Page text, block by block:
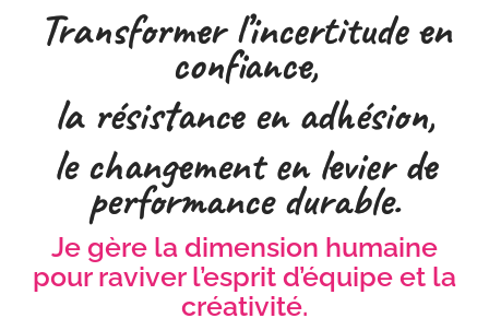
Transformer l’incertitude en
confiance,
la résistance en adhésion,
le changement en levier de
performance durable.
Je gère la dimension humaine
pour raviver l’esprit d’équipe et la
créativité.